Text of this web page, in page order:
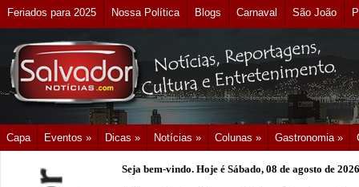
Feriados para 2025 Nossa Política Blogs Carnaval São João
Capa Eventos » Dicas » Notícias » Colunas » Gastronomia »
Seja bem-vindo. Hoje é Sábado, 08 de agosto de 2026